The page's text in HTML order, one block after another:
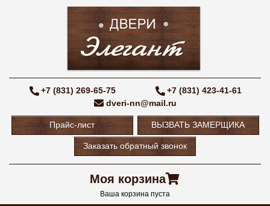
+7 (831) 269-65-75
+7 (831) 423-41-61
dveri-nn@mail.ru
Прайс-лист ВЫЗВАТЬ ЗАМЕРЩИКА
Заказать обратный звонок
Моя корзина
Ваша корзина пуста